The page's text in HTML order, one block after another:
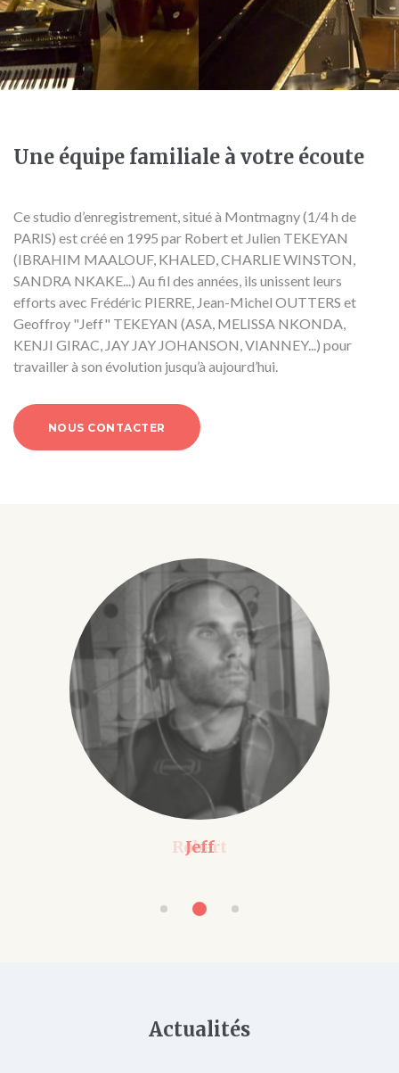
Une équipe familiale à votre écoute
Ce studio d’enregistrement, situé à Montmagny (1/4 h de
PARIS) est créé en 1995 par Robert et Julien TEKEYAN
(IBRAHIM MAALOUF, KHALED, CHARLIE WINSTON,
SANDRA NKAKE...) Au fil des années, ils unissent leurs
efforts avec Frédéric PIERRE, Jean-Michel OUTTERS et
Geoffroy "Jeff" TEKEYAN (ASA, MELISSA NKONDA,
KENJI GIRAC, JAY JAY JOHANSON, VIANNEY...) pour
travailler à son évolution jusqu’à aujourd’hui.
NOUS CONTACTER
Jeff
Actualités